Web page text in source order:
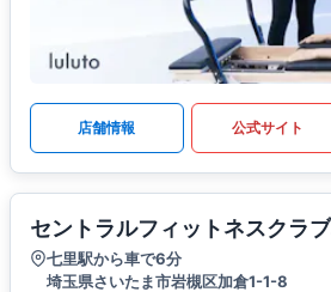
店舗情報 公式サイト
セントラルフィットネスクラ
七里駅から車で6分
埼玉県さいたま市岩槻区加倉1-1-8